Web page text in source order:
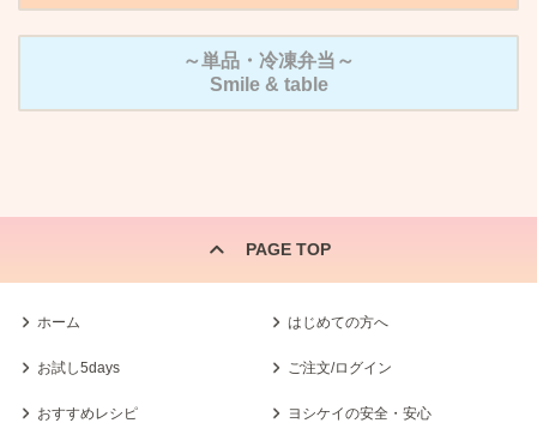
～単品・冷凍弁当～
Smile & table
PAGE TOP
ホーム はじめての方へ
お試し5days ご注文/ログイン
おすすめレシピ ヨシケイの安全・安心